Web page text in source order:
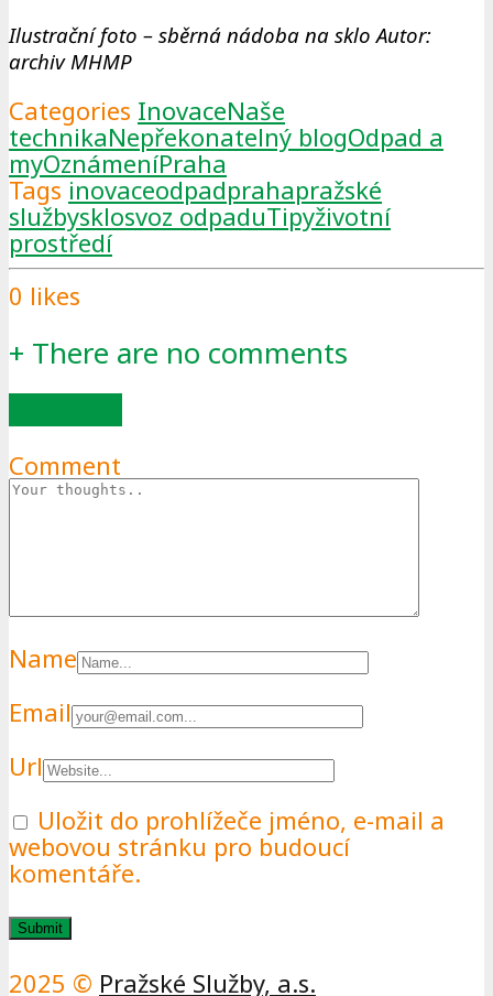
Ilustrační foto – sběrná nádoba na sklo Autor:
archiv MHMP
Categories InovaceNaše
technikaNepřekonatelný blogOdpad a
myOznámeníPraha
Tags inovaceodpadprahapražské
službysklosvoz odpaduTipyživotní
prostředí
0 likes
+ There are no comments
Comment
Name
Email
Url
Uložit do prohlížeče jméno, e-mail a
webovou stránku pro budoucí
komentáře.
2025 © Pražské Služby, a.s.